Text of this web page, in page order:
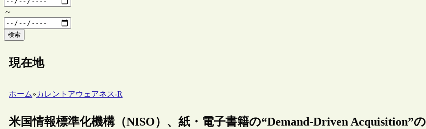
～
検索
現在地
ホーム»カレントアウェアネス-R
米国情報標準化機構（NISO）、紙・電子書籍の“Demand-Driven Acquisition”の